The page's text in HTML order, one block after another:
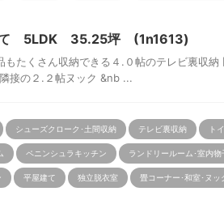
て 5LDK 35.25坪 (1n1613)
たくさん収納できる４.０帖のテレビ裏収納
接の２.２帖ヌック &nb ...
シューズクローク･土間収納 テレビ裏収納 ト
ペニンシュラキッチン ランドリールーム･室内物
平屋建て 独立脱衣室 畳コーナー･和室･ヌッ